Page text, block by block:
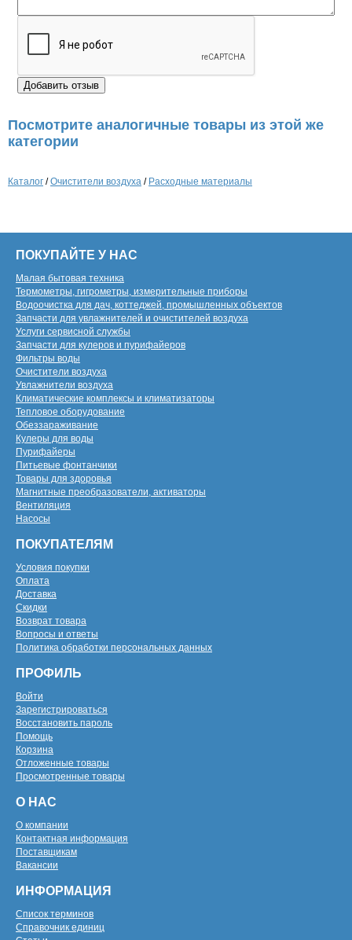
Посмотрите аналогичные товары из этой же
категории
Каталог /Очистители воздуха / Расходные материалы
ПОКУПАЙТЕ У НАС
Малая бытовая техника
Термометры, гигрометры, измерительные приборы
Водоочистка для дач, коттеджей, промышленных объектов
Запчасти для увлажнителей и очистителей воздуха
Услуги сервисной службы
Запчасти для кулеров и пурифайеров
Фильтры воды
Очистители воздуха
Увлажнители воздуха
Климатические комплексы и климатизаторы
Тепловое оборудование
Обеззараживание
Кулеры для воды
Пурифайеры
Питьевые фонтанчики
Товары для здоровья
Магнитные преобразователи, активаторы
Вентиляция
Насосы
ПОКУПАТЕЛЯМ
Условия покупки
Оплата
Доставка
Скидки
Возврат товара
Вопросы и ответы
Политика обработки персональных данных
ПРОФИЛЬ
Войти
Зарегистрироваться
Восстановить пароль
Помощь
Корзина
Отложенные товары
Просмотренные товары
О НАС
О компании
Контактная информация
Поставщикам
Вакансии
ИНФОРМАЦИЯ
Список терминов
Справочник единиц